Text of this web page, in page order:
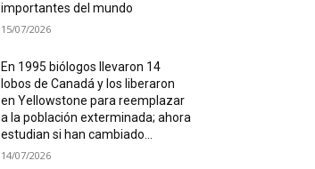
importantes del mundo
15/07/2026
En 1995 biólogos llevaron 14
lobos de Canadá y los liberaron
en Yellowstone para reemplazar
a la población exterminada; ahora
estudian si han cambiado...
14/07/2026